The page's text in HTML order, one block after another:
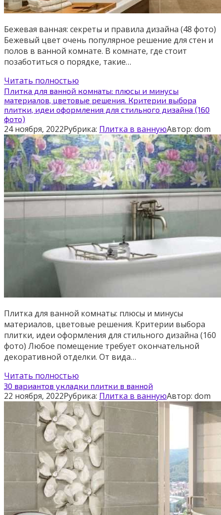
Бежевая ванная: секреты и правила дизайна (48 фото)
Бежевый цвет очень популярное решение для стен и
полов в ванной комнате. В комнате, где стоит
позаботиться о порядке, такие…
Читать полностью
Плитка для ванной комнаты: плюсы и минусы
материалов, цветовые решения. Критерии выбора
плитки, идеи оформления для стильного дизайна (160
фото)
24 ноября, 2022Рубрика: Плитка в ваннуюАвтор: dom
Плитка для ванной комнаты: плюсы и минусы
материалов, цветовые решения. Критерии выбора
плитки, идеи оформления для стильного дизайна (160
фото) Любое помещение требует окончательной
декоративной отделки. От вида…
Читать полностью
30 вариантов укладки плитки в ванной
22 ноября, 2022Рубрика: Плитка в ваннуюАвтор: dom